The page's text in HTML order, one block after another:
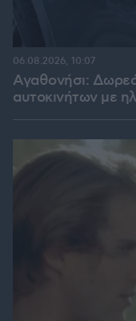
Αγαθονήσι:
αυτοκινήτων με
06.08.2026, 10:07